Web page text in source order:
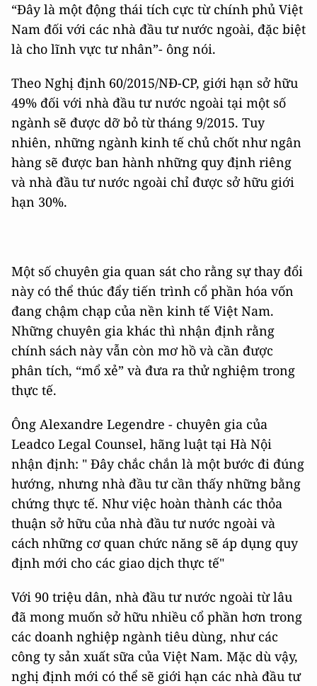
“Đây là một động thái tích cực từ chính phủ Việt
Nam đối với các nhà đầu tư nước ngoài, đặc biệt
là cho lĩnh vực tư nhân”- ông nói.
Theo Nghị định 60/2015/NĐ-CP, giới hạn sở hữu
49% đối với nhà đầu tư nước ngoài tại một số
ngành sẽ được dỡ bỏ từ tháng 9/2015. Tuy
nhiên, những ngành kinh tế chủ chốt như ngân
hàng sẽ được ban hành những quy định riêng
và nhà đầu tư nước ngoài chỉ được sở hữu giới
hạn 30%.
Một số chuyên gia quan sát cho rằng sự thay đổi
này có thể thúc đẩy tiến trình cổ phần hóa vốn
đang chậm chạp của nền kinh tế Việt Nam.
Những chuyên gia khác thì nhận định rằng
chính sách này vẫn còn mơ hồ và cần được
phân tích, “mổ xẻ” và đưa ra thử nghiệm trong
thực tế.
Ông Alexandre Legendre - chuyên gia của
Leadco Legal Counsel, hãng luật tại Hà Nội
nhận định: " Đây chắc chắn là một bước đi đúng
hướng, nhưng nhà đầu tư cần thấy những bằng
chứng thực tế. Như việc hoàn thành các thỏa
thuận sở hữu của nhà đầu tư nước ngoài và
cách những cơ quan chức năng sẽ áp dụng quy
định mới cho các giao dịch thực tế"
Với 90 triệu dân, nhà đầu tư nước ngoài từ lâu
đã mong muốn sở hữu nhiều cổ phần hơn trong
các doanh nghiệp ngành tiêu dùng, như các
công ty sản xuất sữa của Việt Nam. Mặc dù vậy,
nghị định mới có thể sẽ giới hạn các nhà đầu tư